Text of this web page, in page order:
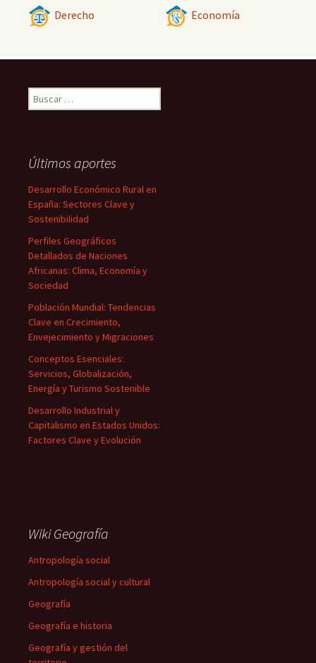
Derecho Economía
Buscar:
Últimos aportes
Desarrollo Económico Rural en
España: Sectores Clave y
Sostenibilidad
Perfiles Geográficos
Detallados de Naciones
Africanas: Clima, Economía y
Sociedad
Población Mundial: Tendencias
Clave en Crecimiento,
Envejecimiento y Migraciones
Conceptos Esenciales:
Servicios, Globalización,
Energía y Turismo Sostenible
Desarrollo Industrial y
Capitalismo en Estados Unidos:
Factores Clave y Evolución
Wiki Geografía
Antropología social
Antropología social y cultural
Geografía
Geografía e historia
Geografía y gestión del